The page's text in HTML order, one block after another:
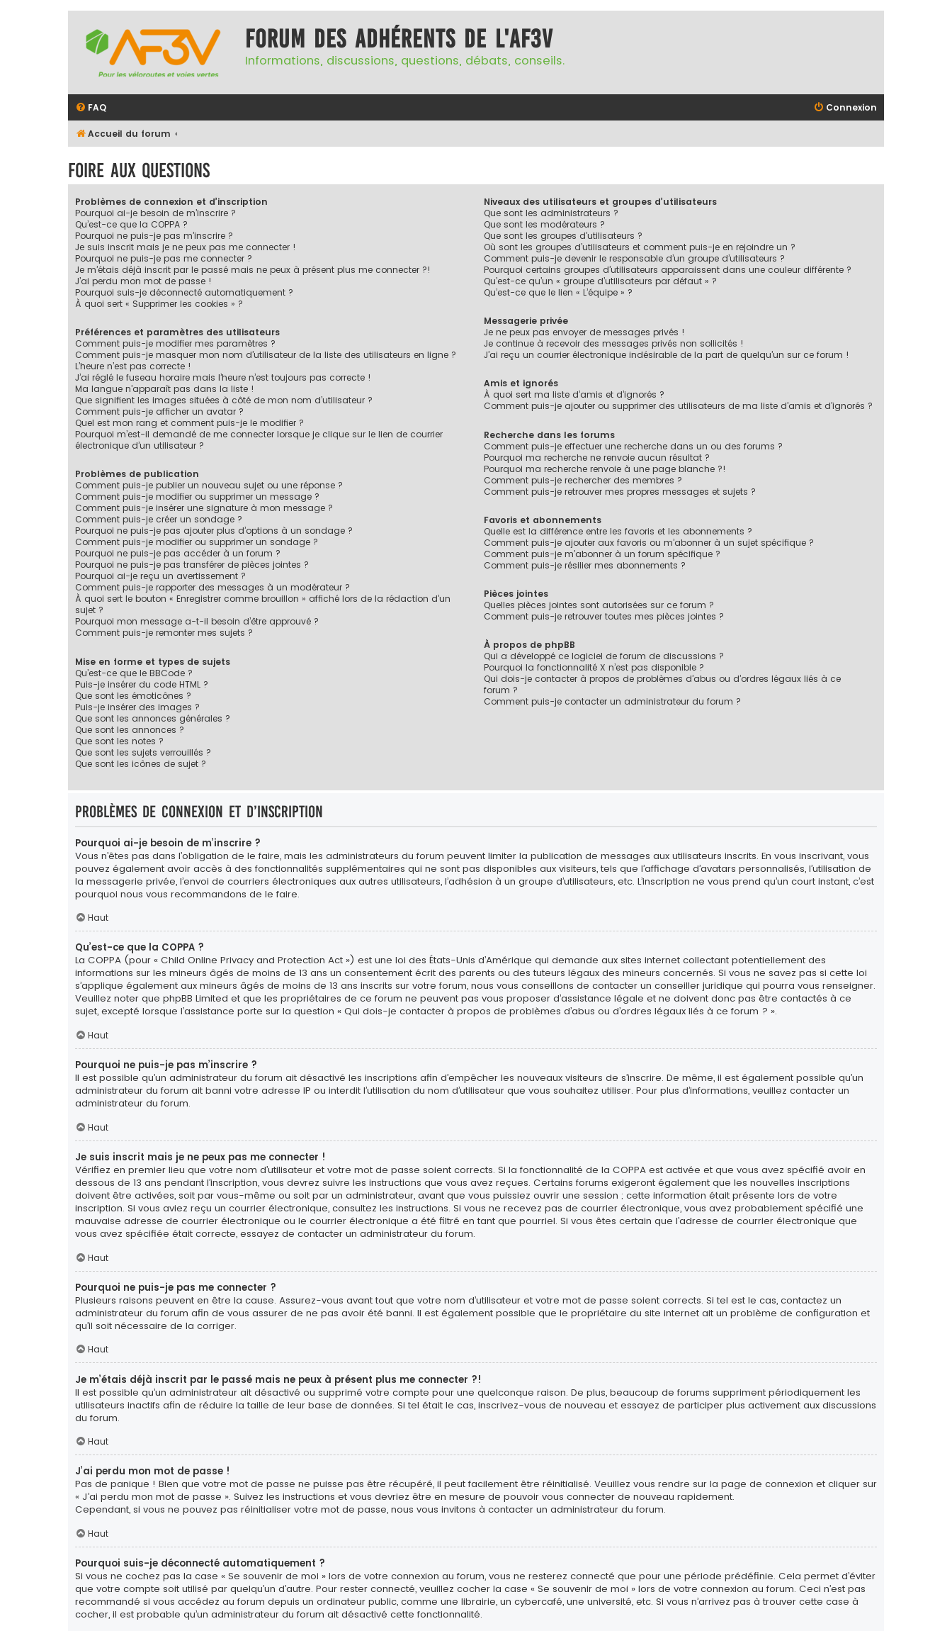
Forum des adhérents de l'AF3V
Informations, discussions, questions, débats, conseils.
FAQ Connexion
Accueil du forum
Foire aux questions
Problèmes de connexion et d’inscription
Pourquoi ai-je besoin de m’inscrire ?
Qu’est-ce que la COPPA ?
Pourquoi ne puis-je pas m’inscrire ?
Je suis inscrit mais je ne peux pas me connecter !
Pourquoi ne puis-je pas me connecter ?
Je m’étais déjà inscrit par le passé mais ne peux à présent plus me connecter ?!
J’ai perdu mon mot de passe !
Pourquoi suis-je déconnecté automatiquement ?
À quoi sert « Supprimer les cookies » ?
Préférences et paramètres des utilisateurs
Comment puis-je modifier mes paramètres ?
Comment puis-je masquer mon nom d’utilisateur de la liste des utilisateurs en ligne ?
L’heure n’est pas correcte !
J’ai réglé le fuseau horaire mais l’heure n’est toujours pas correcte !
Ma langue n’apparaît pas dans la liste !
Que signifient les images situées à côté de mon nom d’utilisateur ?
Comment puis-je afficher un avatar ?
Quel est mon rang et comment puis-je le modifier ?
Pourquoi m’est-il demandé de me connecter lorsque je clique sur le lien de courrier
électronique d’un utilisateur ?
Problèmes de publication
Comment puis-je publier un nouveau sujet ou une réponse ?
Comment puis-je modifier ou supprimer un message ?
Comment puis-je insérer une signature à mon message ?
Comment puis-je créer un sondage ?
Pourquoi ne puis-je pas ajouter plus d’options à un sondage ?
Comment puis-je modifier ou supprimer un sondage ?
Pourquoi ne puis-je pas accéder à un forum ?
Pourquoi ne puis-je pas transférer de pièces jointes ?
Pourquoi ai-je reçu un avertissement ?
Comment puis-je rapporter des messages à un modérateur ?
À quoi sert le bouton « Enregistrer comme brouillon » affiché lors de la rédaction d’un
sujet ?
Pourquoi mon message a-t-il besoin d’être approuvé ?
Comment puis-je remonter mes sujets ?
Mise en forme et types de sujets
Qu’est-ce que le BBCode ?
Puis-je insérer du code HTML ?
Que sont les émoticônes ?
Puis-je insérer des images ?
Que sont les annonces générales ?
Que sont les annonces ?
Que sont les notes ?
Que sont les sujets verrouillés ?
Que sont les icônes de sujet ?
Niveaux des utilisateurs et groupes d’utilisateurs
Que sont les administrateurs ?
Que sont les modérateurs ?
Que sont les groupes d’utilisateurs ?
Où sont les groupes d’utilisateurs et comment puis-je en rejoindre un ?
Comment puis-je devenir le responsable d’un groupe d’utilisateurs ?
Pourquoi certains groupes d’utilisateurs apparaissent dans une couleur différente ?
Qu’est-ce qu’un « groupe d’utilisateurs par défaut » ?
Qu’est-ce que le lien « L’équipe » ?
Messagerie privée
Je ne peux pas envoyer de messages privés !
Je continue à recevoir des messages privés non sollicités !
J’ai reçu un courrier électronique indésirable de la part de quelqu’un sur ce forum !
Amis et ignorés
À quoi sert ma liste d’amis et d’ignorés ?
Comment puis-je ajouter ou supprimer des utilisateurs de ma liste d’amis et d’ignorés ?
Recherche dans les forums
Comment puis-je effectuer une recherche dans un ou des forums ?
Pourquoi ma recherche ne renvoie aucun résultat ?
Pourquoi ma recherche renvoie à une page blanche ?!
Comment puis-je rechercher des membres ?
Comment puis-je retrouver mes propres messages et sujets ?
Favoris et abonnements
Quelle est la différence entre les favoris et les abonnements ?
Comment puis-je ajouter aux favoris ou m’abonner à un sujet spécifique ?
Comment puis-je m’abonner à un forum spécifique ?
Comment puis-je résilier mes abonnements ?
Pièces jointes
Quelles pièces jointes sont autorisées sur ce forum ?
Comment puis-je retrouver toutes mes pièces jointes ?
À propos de phpBB
Qui a développé ce logiciel de forum de discussions ?
Pourquoi la fonctionnalité X n’est pas disponible ?
Qui dois-je contacter à propos de problèmes d’abus ou d’ordres légaux liés à ce
forum ?
Comment puis-je contacter un administrateur du forum ?
Problèmes de connexion et d’inscription
Pourquoi ai-je besoin de m’inscrire ?
Vous n’êtes pas dans l’obligation de le faire, mais les administrateurs du forum peuvent limiter la publication de messages aux utilisateurs inscrits. En vous inscrivant, vous
pouvez également avoir accès à des fonctionnalités supplémentaires qui ne sont pas disponibles aux visiteurs, tels que l’affichage d’avatars personnalisés, l’utilisation de
la messagerie privée, l’envoi de courriers électroniques aux autres utilisateurs, l’adhésion à un groupe d’utilisateurs, etc. L’inscription ne vous prend qu’un court instant, c’est
pourquoi nous vous recommandons de le faire.
Haut
Qu’est-ce que la COPPA ?
La COPPA (pour « Child Online Privacy and Protection Act ») est une loi des États-Unis d’Amérique qui demande aux sites internet collectant potentiellement des
informations sur les mineurs âgés de moins de 13 ans un consentement écrit des parents ou des tuteurs légaux des mineurs concernés. Si vous ne savez pas si cette loi
s’applique également aux mineurs âgés de moins de 13 ans inscrits sur votre forum, nous vous conseillons de contacter un conseiller juridique qui pourra vous renseigner.
Veuillez noter que phpBB Limited et que les propriétaires de ce forum ne peuvent pas vous proposer d’assistance légale et ne doivent donc pas être contactés à ce
sujet, excepté lorsque l’assistance porte sur la question « Qui dois-je contacter à propos de problèmes d’abus ou d’ordres légaux liés à ce forum ? ».
Haut
Pourquoi ne puis-je pas m’inscrire ?
Il est possible qu’un administrateur du forum ait désactivé les inscriptions afin d’empêcher les nouveaux visiteurs de s’inscrire. De même, il est également possible qu’un
administrateur du forum ait banni votre adresse IP ou interdit l’utilisation du nom d’utilisateur que vous souhaitez utiliser. Pour plus d’informations, veuillez contacter un
administrateur du forum.
Haut
Je suis inscrit mais je ne peux pas me connecter !
Vérifiez en premier lieu que votre nom d’utilisateur et votre mot de passe soient corrects. Si la fonctionnalité de la COPPA est activée et que vous avez spécifié avoir en
dessous de 13 ans pendant l’inscription, vous devrez suivre les instructions que vous avez reçues. Certains forums exigeront également que les nouvelles inscriptions
doivent être activées, soit par vous-même ou soit par un administrateur, avant que vous puissiez ouvrir une session ; cette information était présente lors de votre
inscription. Si vous aviez reçu un courrier électronique, consultez les instructions. Si vous ne recevez pas de courrier électronique, vous avez probablement spécifié une
mauvaise adresse de courrier électronique ou le courrier électronique a été filtré en tant que pourriel. Si vous êtes certain que l’adresse de courrier électronique que
vous avez spécifiée était correcte, essayez de contacter un administrateur du forum.
Haut
Pourquoi ne puis-je pas me connecter ?
Plusieurs raisons peuvent en être la cause. Assurez-vous avant tout que votre nom d’utilisateur et votre mot de passe soient corrects. Si tel est le cas, contactez un
administrateur du forum afin de vous assurer de ne pas avoir été banni. Il est également possible que le propriétaire du site internet ait un problème de configuration et
qu’il soit nécessaire de la corriger.
Haut
Je m’étais déjà inscrit par le passé mais ne peux à présent plus me connecter ?!
Il est possible qu’un administrateur ait désactivé ou supprimé votre compte pour une quelconque raison. De plus, beaucoup de forums suppriment périodiquement les
utilisateurs inactifs afin de réduire la taille de leur base de données. Si tel était le cas, inscrivez-vous de nouveau et essayez de participer plus activement aux discussions
du forum.
Haut
J’ai perdu mon mot de passe !
Pas de panique ! Bien que votre mot de passe ne puisse pas être récupéré, il peut facilement être réinitialisé. Veuillez vous rendre sur la page de connexion et cliquer sur
« J’ai perdu mon mot de passe ». Suivez les instructions et vous devriez être en mesure de pouvoir vous connecter de nouveau rapidement.
Cependant, si vous ne pouvez pas réinitialiser votre mot de passe, nous vous invitons à contacter un administrateur du forum.
Haut
Pourquoi suis-je déconnecté automatiquement ?
Si vous ne cochez pas la case « Se souvenir de moi » lors de votre connexion au forum, vous ne resterez connecté que pour une période prédéfinie. Cela permet d’éviter
que votre compte soit utilisé par quelqu’un d’autre. Pour rester connecté, veuillez cocher la case « Se souvenir de moi » lors de votre connexion au forum. Ceci n’est pas
recommandé si vous accédez au forum depuis un ordinateur public, comme une librairie, un cybercafé, une université, etc. Si vous n’arrivez pas à trouver cette case à
cocher, il est probable qu’un administrateur du forum ait désactivé cette fonctionnalité.